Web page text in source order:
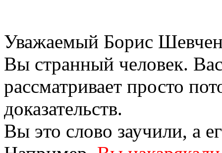
Уважаемый Борис
Вы странный человек.
рассматривает просто
доказательств.
Вы это слово заучили, а